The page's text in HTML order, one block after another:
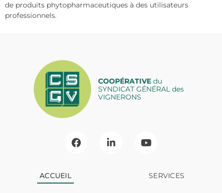
de produits phytopharmaceutiques à des utilisateurs
professionnels.
COOPÉRATIVEdu
SYNDICAT GÉNÉRAL des
VIGNERONS
ACCUEIL SERVICES